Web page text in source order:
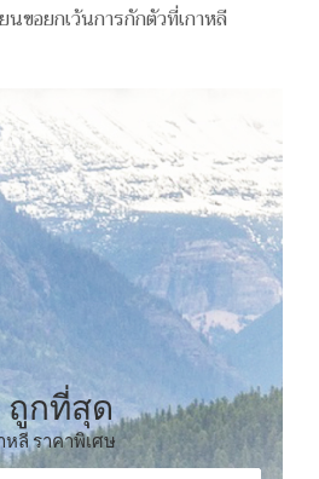
นขอยกเว้นการกักตัวที่เกาหลี